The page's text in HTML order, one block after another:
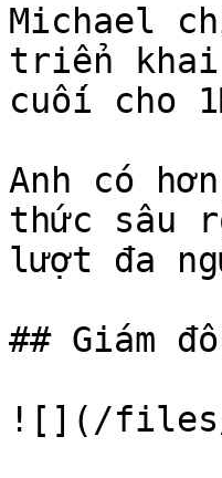
Michael
triển khai
cuối cho
Anh có
thức sâu
lượt đa
## Giám
![](/files/